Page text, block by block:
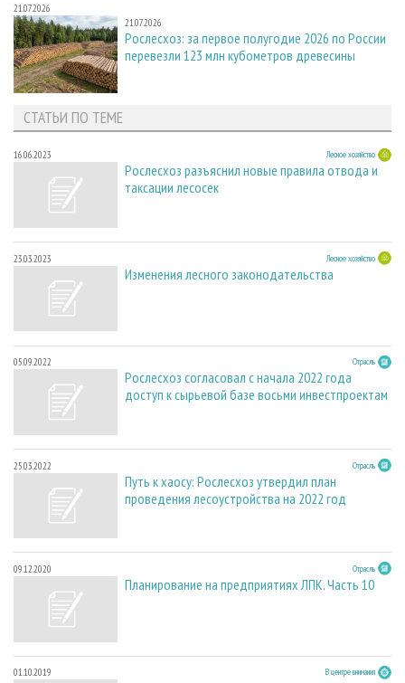
21.07.2026
21.07.2026
Рослесхоз: за первое полугодие 2026 по России
перевезли 123 млн кубометров древесины
СТАТЬИ ПО ТЕМЕ
16.06.2023 Лесное хозяйство
Рослесхоз разъяснил новые правила отвода и
таксации лесосек
23.03.2023 Лесное хозяйство
Изменения лесного законодательства
05.09.2022 Отрасль
Рослесхоз согласовал с начала 2022 года
доступ к сырьевой базе восьми инвестпроектам
25.03.2022 Отрасль
Путь к хаосу: Рослесхоз утвердил план
проведения лесоустройства на 2022 год
09.12.2020 Отрасль
Планирование на предприятиях ЛПК. Часть 10
01.10.2019 В центре внимания